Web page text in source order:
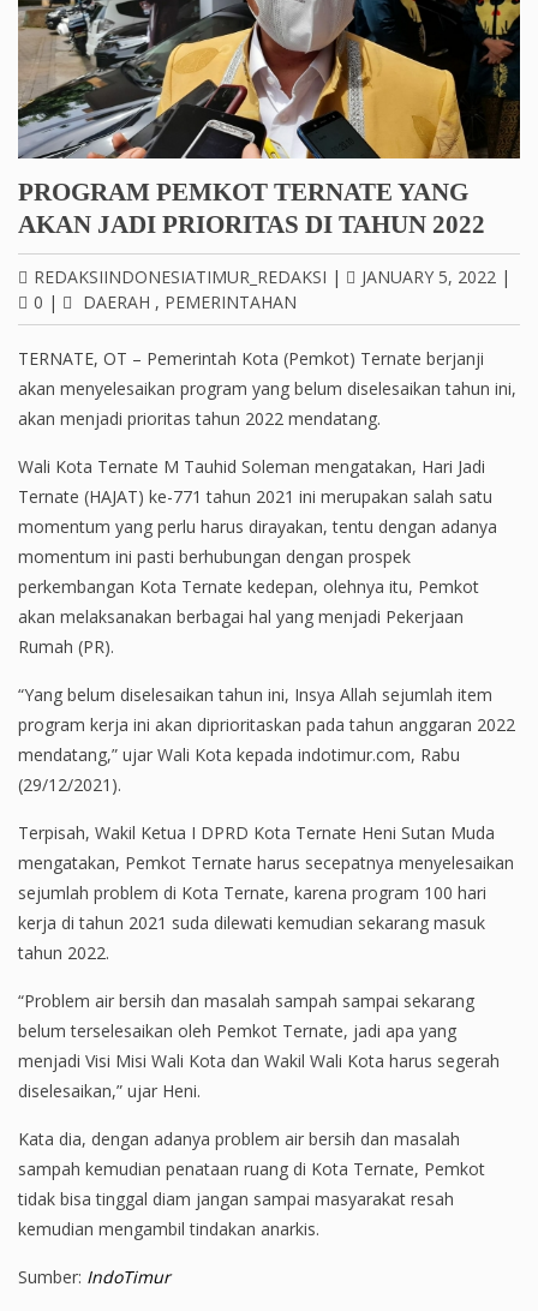
PROGRAM PEMKOT TERNATE YANG
AKAN JADI PRIORITAS DI TAHUN 2022
REDAKSIINDONESIATIMUR_REDAKSI | JANUARY 5, 2022 |
0 | DAERAH , PEMERINTAHAN
TERNATE, OT – Pemerintah Kota (Pemkot) Ternate berjanji
akan menyelesaikan program yang belum diselesaikan tahun ini,
akan menjadi prioritas tahun 2022 mendatang.
Wali Kota Ternate M Tauhid Soleman mengatakan, Hari Jadi
Ternate (HAJAT) ke-771 tahun 2021 ini merupakan salah satu
momentum yang perlu harus dirayakan, tentu dengan adanya
momentum ini pasti berhubungan dengan prospek
perkembangan Kota Ternate kedepan, olehnya itu, Pemkot
akan melaksanakan berbagai hal yang menjadi Pekerjaan
Rumah (PR).
“Yang belum diselesaikan tahun ini, Insya Allah sejumlah item
program kerja ini akan diprioritaskan pada tahun anggaran 2022
mendatang,” ujar Wali Kota kepada indotimur.com, Rabu
(29/12/2021).
Terpisah, Wakil Ketua I DPRD Kota Ternate Heni Sutan Muda
mengatakan, Pemkot Ternate harus secepatnya menyelesaikan
sejumlah problem di Kota Ternate, karena program 100 hari
kerja di tahun 2021 suda dilewati kemudian sekarang masuk
tahun 2022.
“Problem air bersih dan masalah sampah sampai sekarang
belum terselesaikan oleh Pemkot Ternate, jadi apa yang
menjadi Visi Misi Wali Kota dan Wakil Wali Kota harus segerah
diselesaikan,” ujar Heni.
Kata dia, dengan adanya problem air bersih dan masalah
sampah kemudian penataan ruang di Kota Ternate, Pemkot
tidak bisa tinggal diam jangan sampai masyarakat resah
kemudian mengambil tindakan anarkis.
Sumber: IndoTimur